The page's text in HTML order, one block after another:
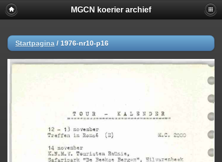
MGCN koerier archief
Startpagina / 1976-nr10-p16